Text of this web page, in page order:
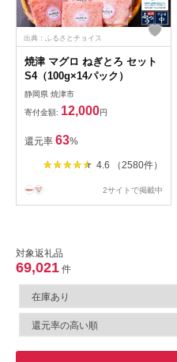
出典：ふるさとチョイス
焼津 マグロ ねぎとろ セット
S4（100g×14パック）
静岡県 焼津市
寄付金額: 12,000円
還元率 63%
4.6 （2580件）
2サイトで掲載中
対象返礼品
69,021 件